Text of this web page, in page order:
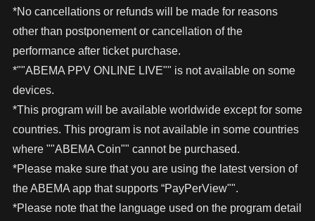
*No cancellations or refunds will be made for reasons
other than postponement or cancellation of the
performance after ticket purchase.
*""ABEMA PPV ONLINE LIVE"" is not available on some
devices.
*This program will be available worldwide except for some
countries. This program is not available in some countries
where ""ABEMA Coin"" cannot be purchased.
*Please make sure that you are using the latest version of
the ABEMA app that supports “PayPerView"".
*Please note that the language used on the program detail